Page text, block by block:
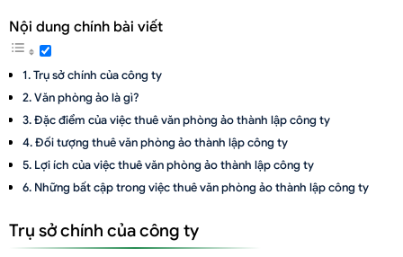
Nội dung chính bài viết
Trụ sở chính của công ty
Văn phòng ảo là gì?
Đặc điểm của việc thuê văn phòng ảo thành lập công ty
Đối tượng thuê văn phòng ảo thành lập công ty
Lợi ích của việc thuê văn phòng ảo thành lập công ty
Những bất cập trong việc thuê văn phòng ảo thành lập công ty
Trụ sở chính của công ty